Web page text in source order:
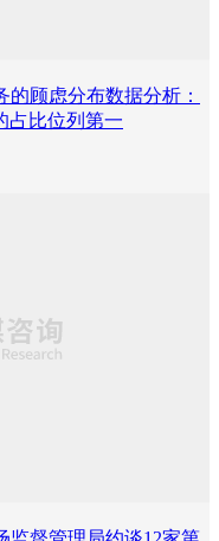
的顾虑分布数据分析：
占比位列第一